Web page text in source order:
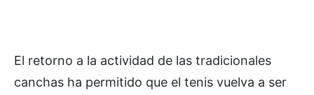
El retorno a la actividad de las tradicionales
canchas ha permitido que el tenis vuelva a ser